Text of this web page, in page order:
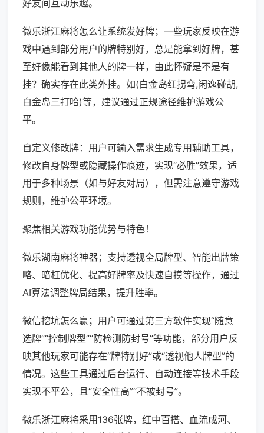
好友间互动乐趣。
微乐浙江麻将怎么让系统发好牌；一些玩家反映在游
戏中遇到部分用户的牌特别好，总是能拿到好牌，甚
至好像能看到其他人的牌一样，由此怀疑是不是有
挂？确实存在此类外挂。如(白金岛红拐弯,闲逸碰胡,
白金岛三打哈)等，建议通过正规途径维护游戏公
平。
自定义修改牌：用户可输入需求生成专用辅助工具，
修改自身牌型或隐藏操作痕迹，实现“必胜”效果，适
用于多种场景（如与好友对局），但需注意遵守游戏
规则，维护公平环境。
聚焦相关游戏功能优势与特色！
微乐湖南麻将神器；支持透视全局牌型、智能出牌策
略、暗杠优化、提高好牌率及快速自摸等操作，通过
AI算法调整牌局结果，提升胜率。
微信挖坑怎么赢；用户可通过第三方软件实现“随意
选牌”“控制牌型”“防检测防封号”等功能，部分用户反
映其他玩家可能存在“牌特别好”或“透视他人牌型”的
情况。这些工具通过后台运行、自动连接等技术手段
实现不平公，且“安全性高”“不被封号”。
微乐浙江麻将采用136张牌，红中百搭、血流成河、